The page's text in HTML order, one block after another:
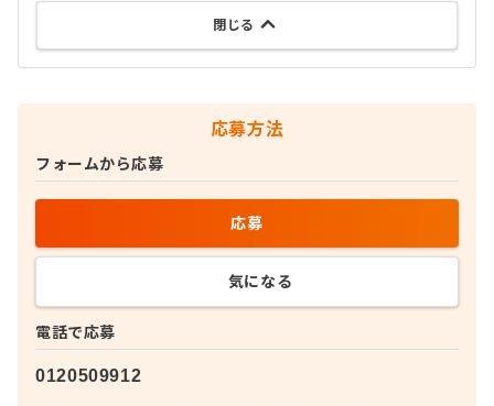
閉じる
応募方法
電話で応募
0120509912
フォームから応募
応募
気になる